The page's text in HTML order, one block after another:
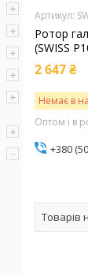
Ротор
(SWISS
2 647 ₴
Немає в
Оптом і в
+380